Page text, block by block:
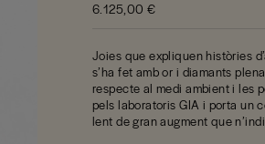
6.125,00 €
Joies que expliquen històries
s’ha fet amb or i diamants
respecte al medi ambient i les
pels laboratoris GIA i porta un
lent de gran augment que